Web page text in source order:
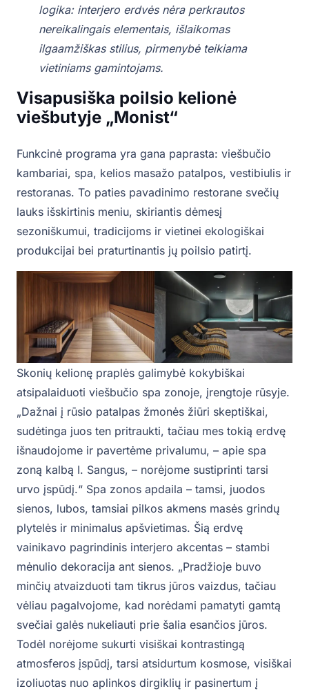
logika: interjero erdvės nėra perkrautos
nereikalingais elementais, išlaikomas
ilgaamžiškas stilius, pirmenybė teikiama
vietiniams gamintojams.
Visapusiška poilsio kelionė
viešbutyje „Monist“
Funkcinė programa yra gana paprasta: viešbučio
kambariai, spa, kelios masažo patalpos, vestibiulis ir
restoranas. To paties pavadinimo restorane svečių
lauks išskirtinis meniu, skiriantis dėmesį
sezoniškumui, tradicijoms ir vietinei ekologiškai
produkcijai bei praturtinantis jų poilsio patirtį.
Skonių kelionę praplės galimybė kokybiškai
atsipalaiduoti viešbučio spa zonoje, įrengtoje rūsyje.
„Dažnai į rūsio patalpas žmonės žiūri skeptiškai,
sudėtinga juos ten pritraukti, tačiau mes tokią erdvę
išnaudojome ir pavertėme privalumu, – apie spa
zoną kalbą I. Sangus, – norėjome sustiprinti tarsi
urvo įspūdį.“ Spa zonos apdaila – tamsi, juodos
sienos, lubos, tamsiai pilkos akmens masės grindų
plytelės ir minimalus apšvietimas. Šią erdvę
vainikavo pagrindinis interjero akcentas – stambi
mėnulio dekoracija ant sienos. „Pradžioje buvo
minčių atvaizduoti tam tikrus jūros vaizdus, tačiau
vėliau pagalvojome, kad norėdami pamatyti gamtą
svečiai galės nukeliauti prie šalia esančios jūros.
Todėl norėjome sukurti visiškai kontrastingą
atmosferos įspūdį, tarsi atsidurtum kosmose, visiškai
izoliuotas nuo aplinkos dirgiklių ir pasinertum į